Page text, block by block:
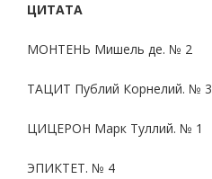
ЦИТАТА
МОНТЕНЬ Мишель де. № 2
ТАЦИТ Публий Корнелий. № 3
ЦИЦЕРОН Марк Туллий. № 1
ЭПИКТЕТ. № 4